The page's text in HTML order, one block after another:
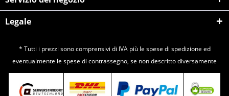
Legale
* Tutti i prezzi sono comprensivi di IVA più le spese di spedizione ed
eventualmente le spese di contrassegno, se non descritto diversamente